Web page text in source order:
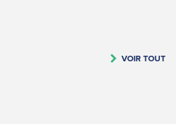
VOIR TOUT